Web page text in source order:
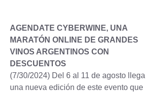
AGENDATE CYBERWINE, UNA
MARATÓN ONLINE DE GRANDES
VINOS ARGENTINOS CON
DESCUENTOS
(7/30/2024) Del 6 al 11 de agosto llega
una nueva edición de este evento que